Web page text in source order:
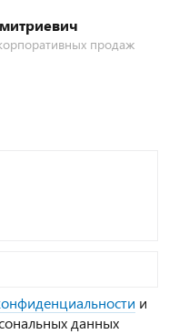
продаж
и
данных